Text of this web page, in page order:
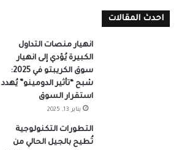
احدث المقالات
انهيار منصات التداول
الكبيرة يُؤدي إلى انهيار
سوق الكريبتو في 2025:
شبح “تأثير الدومينو” يُهدد
استقرار السوق
يناير 13, 2025
التطورات التكنولوجية
تُطيح بالجيل الحالي من